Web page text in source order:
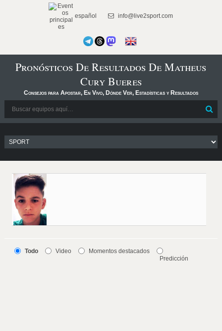
español info@live2sport.com
Pronósticos De Resultados De Matheus
Cury Bueres
Consejos para Apostar, En Vivo, Dónde Ver, Estadísticas y Resultados
Todo Video
Momentos destacados
Predicción